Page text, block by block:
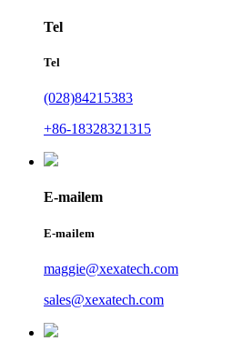
Tel
Tel
(028)84215383
+86-18328321315
E-mailem
E-mailem
maggie@xexatech.com
sales@xexatech.com